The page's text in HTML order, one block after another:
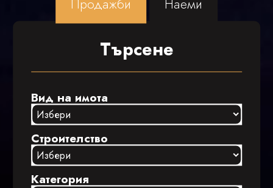
Търсене
Вид на имота
Строителство
Категория